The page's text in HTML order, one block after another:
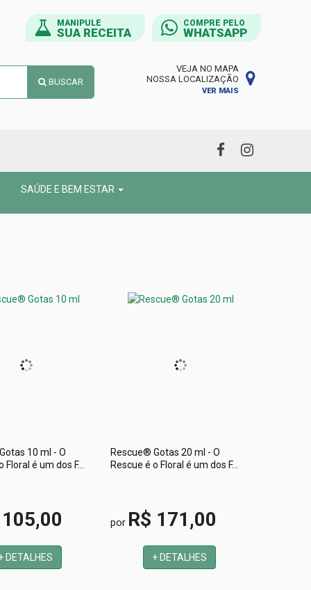
COMPRE PELO
WHATSAPP
MANIPULE
SUA RECEITA
BUSCAR
VEJA NO MAPA
NOSSA LOCALIZAÇÃO
VER MAIS
SAÚDE E BEM ESTAR
10 ml - O
Floral é um dos F...
DETALHES
Rescue® Gotas 20 ml - O
Rescue é o Floral é um dos F...
por R$ 171,00
+ DETALHES